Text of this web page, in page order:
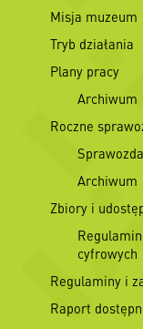
Misja muzeum
Tryb działania
Plany pracy
Archiwum
Roczne
Archiwum
Zbiory i
cyfrowych
Regulaminy i
Raport